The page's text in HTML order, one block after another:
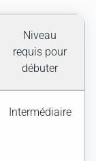
Niveau
requis pour
débuter
Intermédiaire